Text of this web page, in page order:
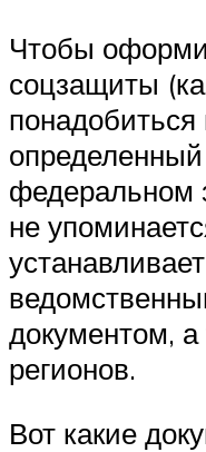
Чтобы
соцзащиты
понадобиться
федеральном
не
документом, а
регионов.
Вот какие